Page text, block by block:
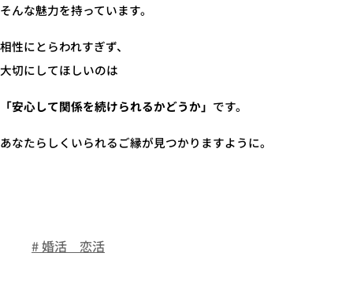
そんな魅力を持っています。
相性にとらわれすぎず、
大切にしてほしいのは
「安心して関係を続けられるかどうか」 です。
あなたらしくいられるご縁が見つかりますように。
# 婚活 恋活